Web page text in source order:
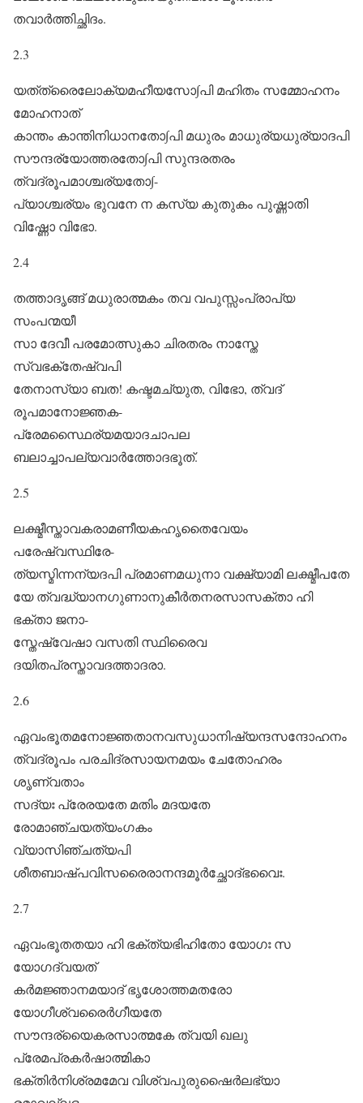
തവാർത്തിച്ഛിദം.
2.3
യത്‌ത്രൈലോക്യമഹീയസോ∫പി മഹിതം സമ്മോഹനം
മോഹനാത്‌
കാന്തം കാന്തിനിധാനതോ∫പി മധുരം മാധുര്യധുര്യാദപി
സൗന്ദര്യോത്തരതോ∫പി സുന്ദരതരം
ത്വദ്രൂപമാശ്ചര്യതോ∫-
പ്യാശ്ചര്യം ഭുവനേ ന കസ്യ കുതുകം പുഷ്ണാതി
വിഷ്ണോ വിഭോ.
2.4
തത്താദൃങ്ങ് മധുരാത്മകം തവ വപുസ്സംപ്രാപ്യ
സംപന്മയീ
സാ ദേവീ പരമോത്സുകാ ചിരതരം നാസ്തേ
സ്വഭക്തേഷ്വപി
തേനാസ്യാ ബത! കഷ്ടമച്യുത, വിഭോ, ത്വദ്
രൂപമാനോജ്ഞക-
പ്രേമസ്ഥൈര്യമയാദചാപല
ബലാച്ചാപല്യവാർത്തോദഭൂത്.
2.5
ലക്ഷ്മീസ്താവകരാമണീയകഹൃതൈവേയം
പരേഷ്വസ്ഥിരേ-
ത്യസ്മിന്നന്യദപി പ്രമാണമധുനാ വക്ഷ്യാമി ലക്ഷ്മീപതേ
യേ ത്വദ്ധ്യാനഗുണാനുകീർതനരസാസക്താ ഹി
ഭക്താ ജനാ-
സ്തേഷ്വേഷാ വസതി സ്ഥിരൈവ
ദയിതപ്രസ്താവദത്താദരാ.
2.6
ഏവംഭൂതമനോജ്ഞതാനവസുധാനിഷ്യന്ദസന്ദോഹനം
ത്വദ്രൂപം പരചിദ്രസായനമയം ചേതോഹരം
ശൃണ്വതാം
സദ്യഃ പ്രേരയതേ മതിം മദയതേ
രോമാഞ്ചയത്യംഗകം
വ്യാസിഞ്ചത്യപി
ശീതബാഷ്പവിസരൈരാനന്ദമൂർച്ഛോദ്ഭവൈഃ.
2.7
ഏവംഭൂതതയാ ഹി ഭക്ത്യഭിഹിതോ യോഗഃ സ
യോഗദ്വയത്‌
കർമജ്ഞാനമയാദ്‌ ഭൃശോത്തമതരോ
യോഗീശ്വരൈർഗീയതേ
സൗന്ദര്യൈകരസാത്മകേ ത്വയി ഖലു
പ്രേമപ്രകർഷാത്മികാ
ഭക്തിർനിശ്രമമേവ വിശ്വപുരുഷൈർലഭ്യാ